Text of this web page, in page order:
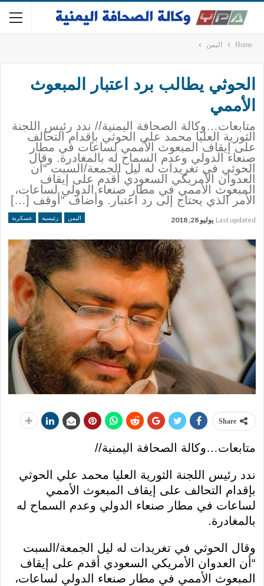
Home اليمن
الحوثي يطالب برد اعتبار المبعوث
الأممي
متابعات…وكالة الصحافة اليمنية// ندد رئيس اللجنة
الثورية العليا محمد علي الحوثي بإقدام التحالف
على إيقاف المبعوث الأممي لساعات في مطار
صنعاء الدولي وعدم السماح له بالمغادرة. وقال
الحوثي في تغريدات له ليل الجمعة/السبت “أن
العدوان الأمريكي السعودي أقدم على إيقاف
المبعوث الأممي في مطار صنعاء الدولي لساعات،
الأمر الذي يحتاج إلى رد اعتبار. وأضاف “أوقف […]
اليمن رئيسية عسكرية Last updated يوليو 28, 2018
Share
متابعات…وكالة الصحافة اليمنية//
ندد رئيس اللجنة الثورية العليا محمد علي الحوثي
بإقدام التحالف على إيقاف المبعوث الأممي
لساعات في مطار صنعاء الدولي وعدم السماح له
بالمغادرة.
وقال الحوثي في تغريدات له ليل الجمعة/السبت
“أن العدوان الأمريكي السعودي أقدم على إيقاف
المبعوث الأممي في مطار صنعاء الدولي لساعات،